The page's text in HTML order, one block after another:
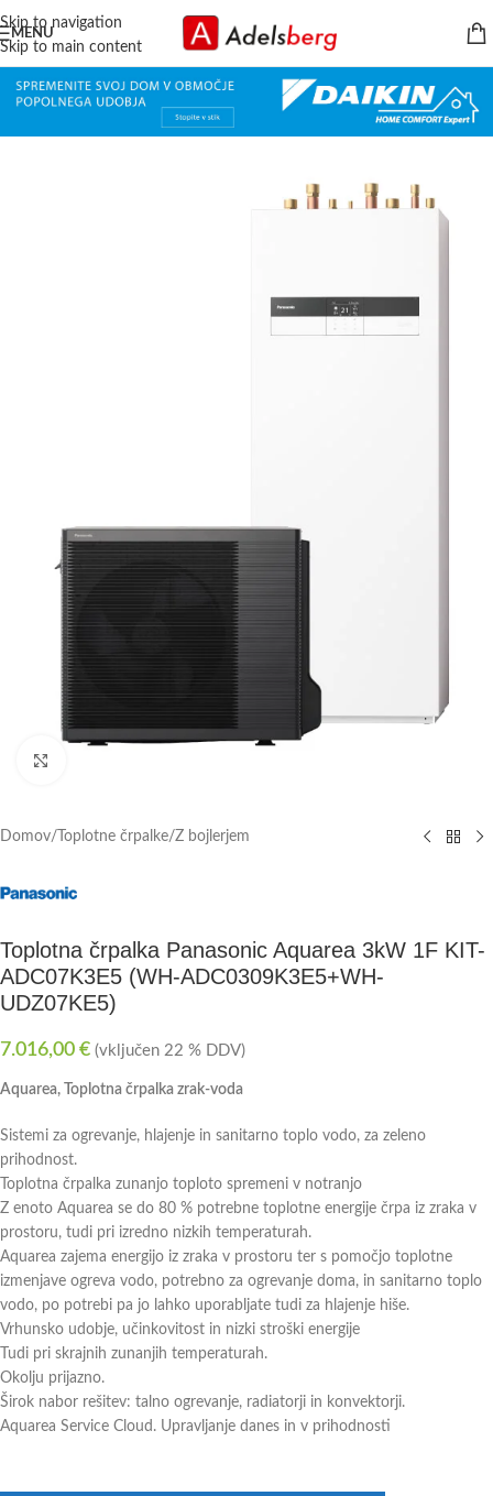
Skip to navigation
Skip to main content
MENU
Domov/ Toplotne črpalke/Z bojlerjem
Toplotna črpalka Panasonic Aquarea 3kW 1F KIT-
ADC07K3E5 (WH-ADC0309K3E5+WH-
UDZ07KE5)
7.016,00 € (vključen 22 % DDV)
Aquarea, Toplotna črpalka zrak-voda
Sistemi za ogrevanje, hlajenje in sanitarno toplo vodo, za zeleno
prihodnost.
Toplotna črpalka zunanjo toploto spremeni v notranjo
Z enoto Aquarea se do 80 % potrebne toplotne energije črpa iz zraka v
prostoru, tudi pri izredno nizkih temperaturah.
Aquarea zajema energijo iz zraka v prostoru ter s pomočjo toplotne
izmenjave ogreva vodo, potrebno za ogrevanje doma, in sanitarno toplo
vodo, po potrebi pa jo lahko uporabljate tudi za hlajenje hiše.
Vrhunsko udobje, učinkovitost in nizki stroški energije
Tudi pri skrajnih zunanjih temperaturah.
Okolju prijazno.
Širok nabor rešitev: talno ogrevanje, radiatorji in konvektorji.
Aquarea Service Cloud. Upravljanje danes in v prihodnosti